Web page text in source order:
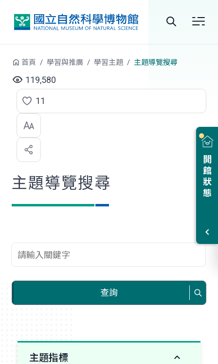
站
尋
開館狀態
首頁 學習與推廣 學習主題 主題導覽搜尋
119,580
點
選
喜
歡
11
主題導覽搜尋
查詢關鍵字
查詢
主題指標